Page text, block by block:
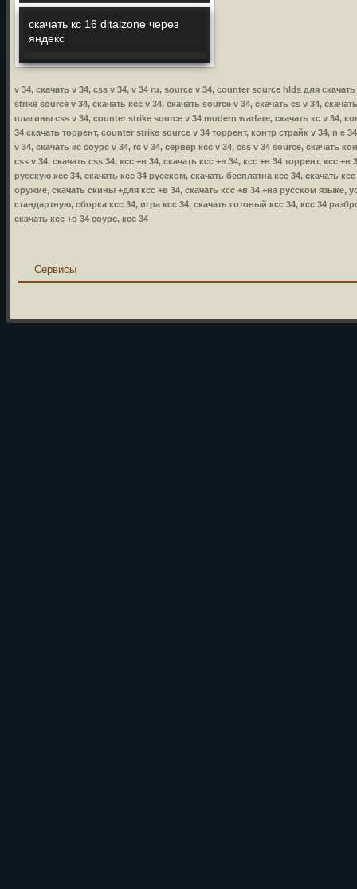
скачать кс 16 ditalzone через
яндекс
v 34, скачать v 34, css v 34, v 34 ru, source v 34, counter source hlds для
strike source v 34, скачать ксс v 34, скачать source v 34, скачать cs v 34,
плагины css v 34, counter strike source v 34 modern warfare, скачать кс v 34,
34 скачать торрент, counter strike source v 34 торрент, контр страйк v 34, n e
v 34, скачать кс соурс v 34, rc v 34, сервер ксс v 34, css v 34 source, скачать
css v 34, скачать css 34, ксс +в 34, скачать ксс +в 34, ксс +в 34 торрент, ксс
русскую ксс 34, скачать ксс 34 русском, скачать бесплатна ксс 34, скачать
оружие, скачать скины +для ксс +в 34, скачать ксс +в 34 +на русском языке,
стандартную, сборка ксс 34, игра ксс 34, скачать готовый ксс 34, ксс 34
скачать ксс +в 34 соурс, ксс 34
Сервисы